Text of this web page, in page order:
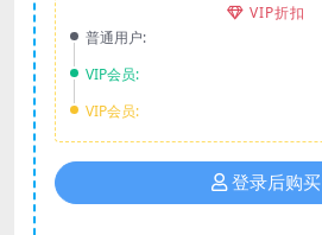
VIP折扣
普通用户:
VIP会员:
VIP会员:
登录后购买